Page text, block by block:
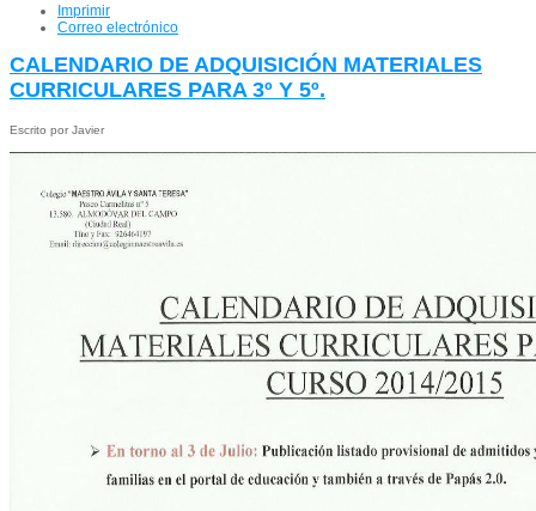
Imprimir
Correo electrónico
CALENDARIO DE ADQUISICIÓN MATERIALES
CURRICULARES PARA 3º Y 5º.
Escrito por Javier